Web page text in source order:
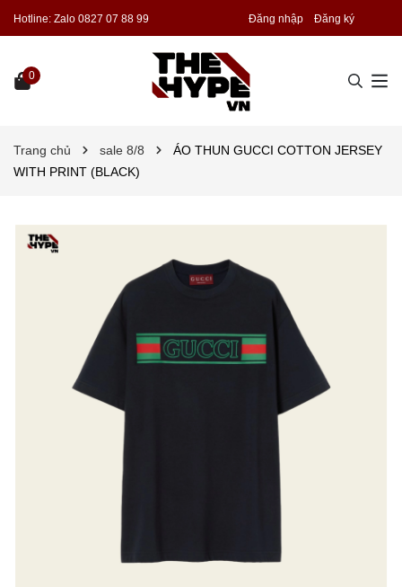
Hotline: Zalo 0827 07 88 99 Đăng nhập Đăng ký
0
Trang chủ sale 8/8
ÁO THUN GUCCI COTTON JERSEY
WITH PRINT (BLACK)